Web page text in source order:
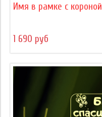
Имя в рамке с короной
1 690 руб